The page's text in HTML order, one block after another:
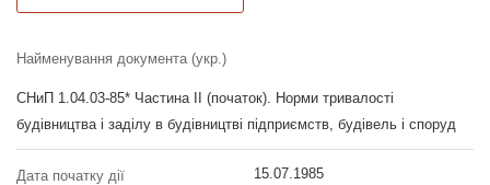
Найменування документа (укр.)
СНиП 1.04.03-85* Частина II (початок). Норми тривалості
будівництва і заділу в будівництві підприємств, будівель і споруд
Дата початку дії 15.07.1985